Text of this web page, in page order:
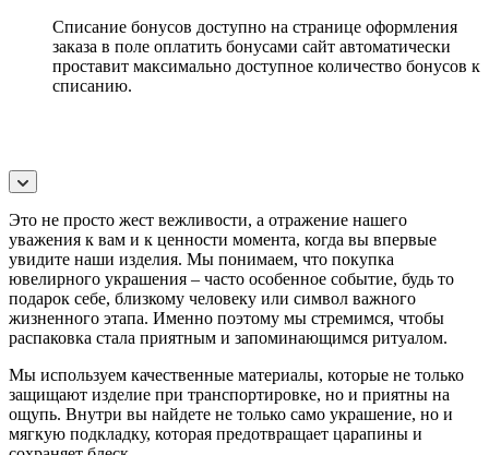
Списание бонусов доступно на странице оформления
заказа в поле оплатить бонусами сайт автоматически
проставит максимально доступное количество бонусов к
списанию.
Это не просто жест вежливости, а отражение нашего
уважения к вам и к ценности момента, когда вы впервые
увидите наши изделия. Мы понимаем, что покупка
ювелирного украшения – часто особенное событие, будь то
подарок себе, близкому человеку или символ важного
жизненного этапа. Именно поэтому мы стремимся, чтобы
распаковка стала приятным и запоминающимся ритуалом.
Мы используем качественные материалы, которые не только
защищают изделие при транспортировке, но и приятны на
ощупь. Внутри вы найдете не только само украшение, но и
мягкую подкладку, которая предотвращает царапины и